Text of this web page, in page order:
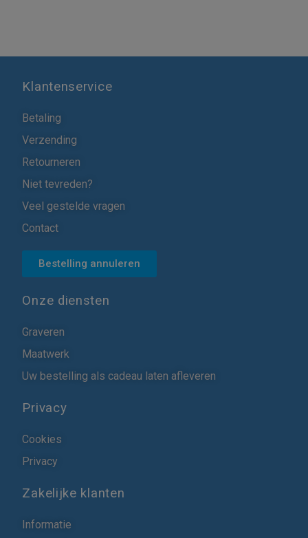
Klantenservice
Betaling
Verzending
Retourneren
Niet tevreden?
Veel gestelde vragen
Contact
Bestelling annuleren
Onze diensten
Graveren
Maatwerk
Uw bestelling als cadeau laten afleveren
Privacy
Cookies
Privacy
Zakelijke klanten
Informatie